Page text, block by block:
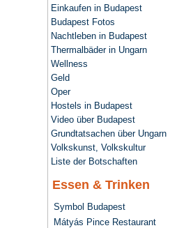
Einkaufen in Budapest
Budapest Fotos
Nachtleben in Budapest
Thermalbäder in Ungarn
Wellness
Geld
Oper
Hostels in Budapest
Video über Budapest
Grundtatsachen über Ungarn
Volkskunst, Volkskultur
Liste der Botschaften
Essen & Trinken
Symbol Budapest
Mátyás Pince Restaurant